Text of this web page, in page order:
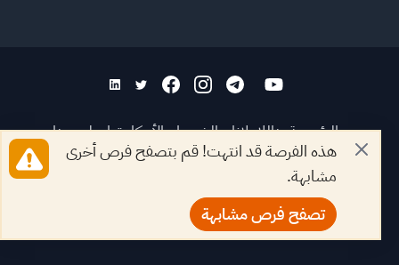
هذه الفرصة قد انتهت! قم بتصفح فرص أخرى
مشابهة.
تصفح فرص مشابهة
الرئيسيةعناللاعلاناتالشروط والأحكامتواصل معنا
الأسئلة الشائعةخريطة الموقع
جميع الحقوق محفوظة لمنصة فرصة